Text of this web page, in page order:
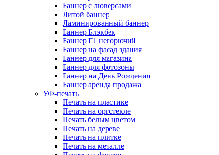
Баннер с люверсами
Литой баннер
Ламинированный баннер
Баннер Блэкбек
Баннер Г1 негорючий
Баннер на фасад здания
Баннер для магазина
Баннер для фотозоны
Баннер на День Рождения
Баннер аренда продажа
УФ-печать
Печать на пластике
Печать на оргстекле
Печать белым цветом
Печать на дереве
Печать на плитке
Печать на металле